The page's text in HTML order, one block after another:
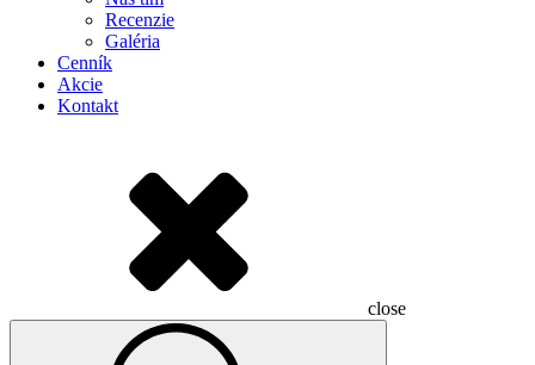
Recenzie
Galéria
Cenník
Akcie
Kontakt
close